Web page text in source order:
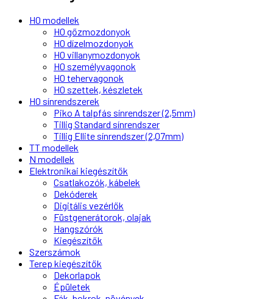
H0 modellek
H0 gőzmozdonyok
H0 dízelmozdonyok
H0 villanymozdonyok
H0 személyvagonok
H0 tehervagonok
H0 szettek, készletek
H0 sínrendszerek
Piko A talpfás sínrendszer (2,5mm)
Tillig Standard sínrendszer
Tillig Ellite sínrendszer (2,07mm)
TT modellek
N modellek
Elektronikai kiegészítők
Csatlakozók, kábelek
Dekóderek
Digitális vezérlők
Füstgenerátorok, olajak
Hangszórók
Kiegészítők
Szerszámok
Terep kiegészítők
Dekorlapok
Épületek